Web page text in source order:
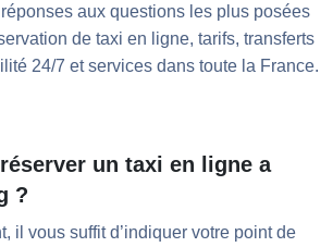
aux questions les plus posées
de taxi en ligne, tarifs, transferts
24/7 et services dans toute la France.
un taxi en ligne a
?
il vous suffit d’indiquer votre point de